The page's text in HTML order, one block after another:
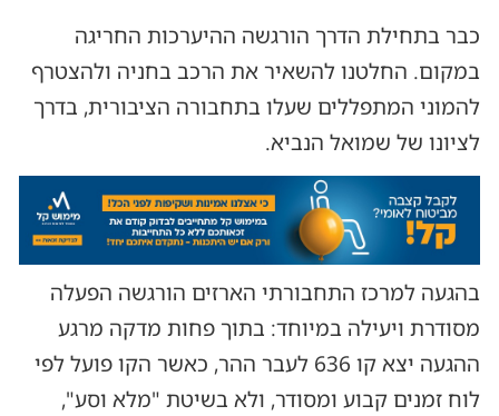
כבר בתחילת הדרך הורגשה ההיערכות החריגה
במקום. החלטנו להשאיר את הרכב בחניה ולהצטרף
להמוני המתפללים שעלו בתחבורה הציבורית, בדרך
לציונו של שמואל הנביא.
בהגעה למרכז התחבורתי הארזים הורגשה הפעלה
מסודרת ויעילה במיוחד: בתוך פחות מדקה מרגע
ההגעה יצא קו 636 לעבר ההר, כאשר הקו פועל לפי
לוח זמנים קבוע ומסודר, ולא בשיטת "מלא וסע",